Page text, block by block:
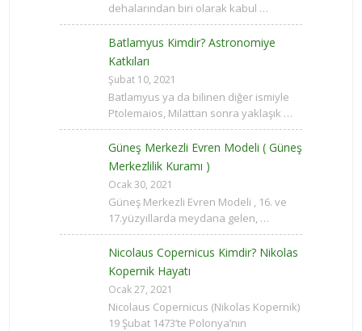
dehalarından biri olarak kabul …
Batlamyus Kimdir? Astronomiye
Katkıları
Şubat 10, 2021
Batlamyus ya da bilinen diğer ismiyle
Ptolemaios, Milattan sonra yaklaşık …
Güneş Merkezli Evren Modeli ( Güneş
Merkezlilik Kuramı )
Ocak 30, 2021
Güneş Merkezli Evren Modeli , 16. ve
17.yüzyıllarda meydana gelen, …
Nicolaus Copernicus Kimdir? Nikolas
Kopernik Hayatı
Ocak 27, 2021
Nicolaus Copernicus (Nikolas Kopernik)
19 Şubat 1473’te Polonya’nın